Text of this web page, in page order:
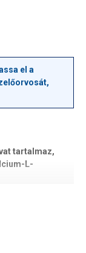
el a
tartalmaz,
L-